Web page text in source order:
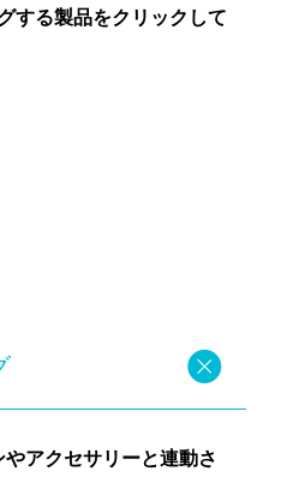
する製品をクリックして
アクセサリーと連動さ